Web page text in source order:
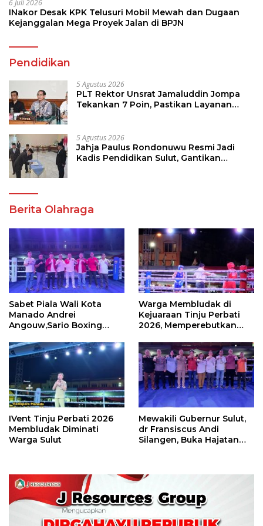
6 Juli 2026
INakor Desak KPK Telusuri Mobil Mewah dan Dugaan
Kejanggalan Mega Proyek Jalan di BPJN
Pendidikan
5 Agustus 2026
PLT Rektor Unsrat Jamaluddin Jompa
Tekankan 7 Poin, Pastikan Layanan
5 Agustus 2026
Jahja Paulus Rondonuwu Resmi Jadi
Kadis Pendidikan Sulut, Gantikan
Berita Olahraga
Sabet Piala Wali Kota
Manado Andrei
Angouw,Sario Boxing
Perbati 2026
Warga Membludak di
Kejuaraan Tinju Perbati
2026, Memperebutkan
IVent Tinju Perbati 2026
Membludak Diminati
Warga Sulut
Mewakili Gubernur Sulut,
dr Fransiscus Andi
Silangen, Buka Hajatan